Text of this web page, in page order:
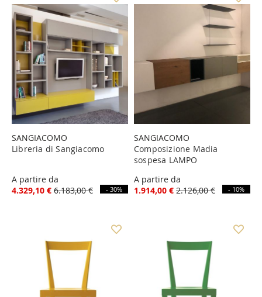
SANGIACOMO
Libreria di Sangiacomo
A partire da
4.329,10 € 6.183,00 € - 30%
SANGIACOMO
Composizione Madia
sospesa LAMPO
A partire da
1.914,00 € 2.126,00 € - 10%